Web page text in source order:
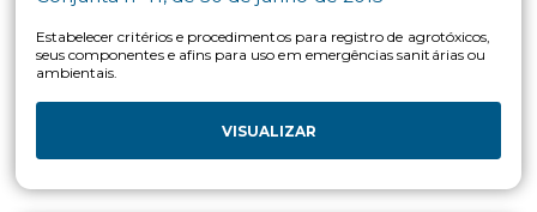
Ibama
IBAMA_Instrução Normativa nº 2, de 09 de
fevereiro de 2017
Estabelece diretrizes, requisitos e procedimentos para a